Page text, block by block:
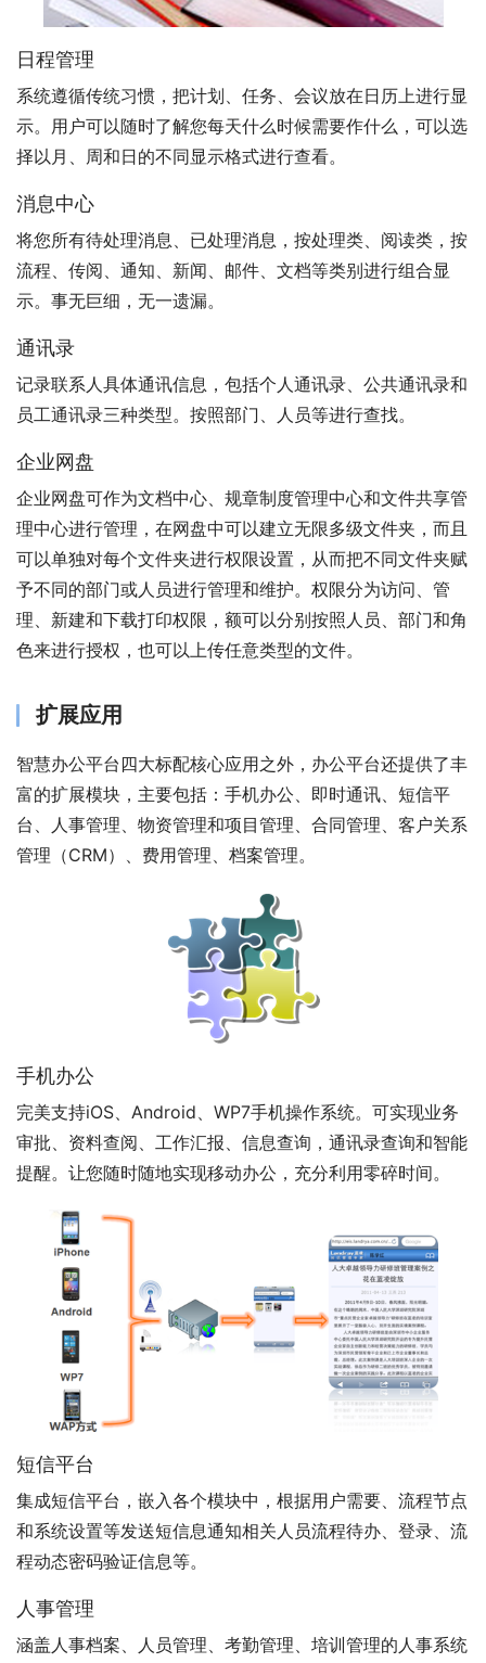
日程管理
系统遵循传统习惯，把计划、任务、会议放在日历上进行显
示。用户可以随时了解您每天什么时候需要作什么，可以选
择以月、周和日的不同显示格式进行查看。
消息中心
将您所有待处理消息、已处理消息，按处理类、阅读类，按
流程、传阅、通知、新闻、邮件、文档等类别进行组合显
示。事无巨细，无一遗漏。
通讯录
记录联系人具体通讯信息，包括个人通讯录、公共通讯录和
员工通讯录三种类型。按照部门、人员等进行查找。
企业网盘
企业网盘可作为文档中心、规章制度管理中心和文件共享管
理中心进行管理，在网盘中可以建立无限多级文件夹，而且
可以单独对每个文件夹进行权限设置，从而把不同文件夹赋
予不同的部门或人员进行管理和维护。权限分为访问、管
理、新建和下载打印权限，额可以分别按照人员、部门和角
色来进行授权，也可以上传任意类型的文件。
扩展应用
智慧办公平台四大标配核心应用之外，办公平台还提供了丰
富的扩展模块，主要包括：手机办公、即时通讯、短信平
台、人事管理、物资管理和项目管理、合同管理、客户关系
管理（CRM）、费用管理、档案管理。
手机办公
完美支持iOS、Android、WP7手机操作系统。可实现业务
审批、资料查阅、工作汇报、信息查询，通讯录查询和智能
提醒。让您随时随地实现移动办公，充分利用零碎时间。
短信平台
集成短信平台，嵌入各个模块中，根据用户需要、流程节点
和系统设置等发送短信息通知相关人员流程待办、登录、流
程动态密码验证信息等。
人事管理
涵盖人事档案、人员管理、考勤管理、培训管理的人事系统